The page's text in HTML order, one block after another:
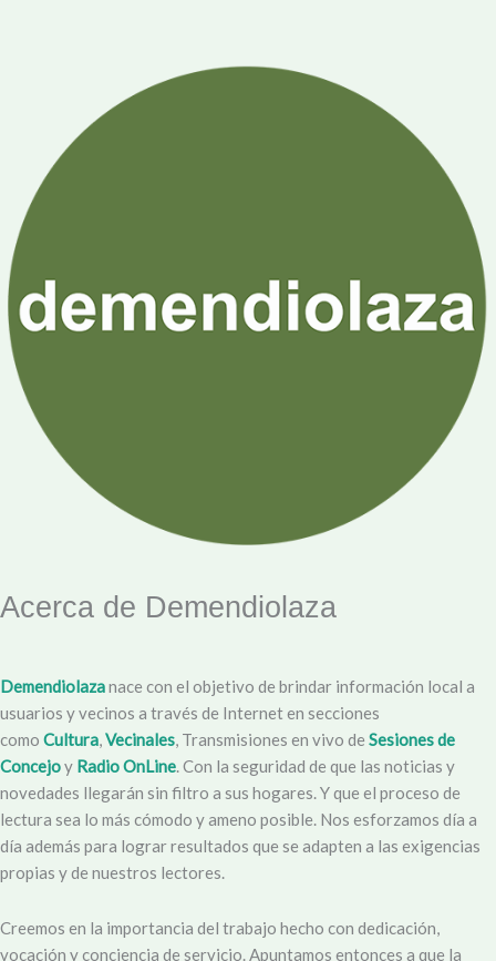
Acerca de Demendiolaza
Demendiolazanace con el objetivo de brindar información local a
usuarios y vecinos a través de Internet en secciones
como Cultura,Vecinales, Transmisiones en vivo de Sesiones de
Concejoy Radio OnLine. Con la seguridad de que las noticias y
novedades llegarán sin filtro a sus hogares. Y que el proceso de
lectura sea lo más cómodo y ameno posible. Nos esforzamos día a
día además para lograr resultados que se adapten a las exigencias
propias y de nuestros lectores.
Creemos en la importancia del trabajo hecho con dedicación,
vocación y conciencia de servicio. Apuntamos entonces a que la